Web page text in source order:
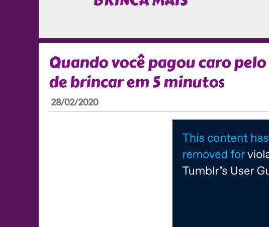
Quando você pagou caro
de brincar em 5 minutos
28/02/2020